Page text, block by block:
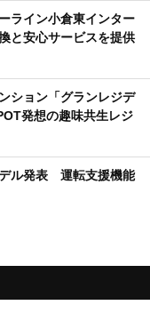
ライン小倉東インター
と安心サービスを提供
ション「グランレジデ
発想の趣味共生レジ
ル発表 運転支援機能